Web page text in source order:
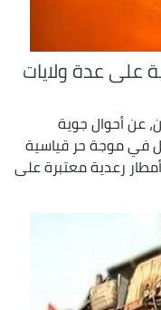
على عدة ولايات
عن أحوال جوية
في موجة حر قياسية
رعدية معتبرة على